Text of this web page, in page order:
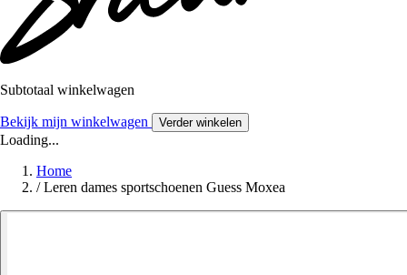
Subtotaal winkelwagen
Bekijk mijn winkelwagen Verder winkelen
Loading...
Home
/ Leren dames sportschoenen Guess Moxea